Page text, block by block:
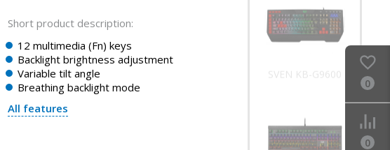
Short product description:
12 multimedia (Fn) keys
Backlight brightness adjustment
Variable tilt angle
Breathing backlight mode
All features
SVEN KB-G9600
0
0